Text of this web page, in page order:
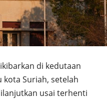
di kedutaan
kota Suriah, setelah
usai terhenti